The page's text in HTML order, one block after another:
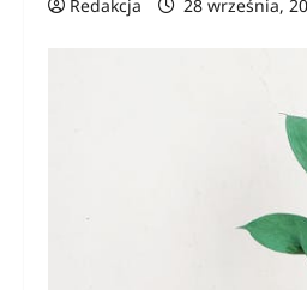
Redakcja 28 września,